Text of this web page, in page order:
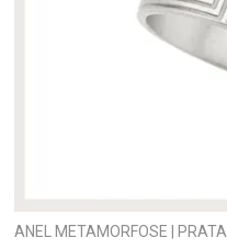
ANEL METAMORFOSE | PRATA